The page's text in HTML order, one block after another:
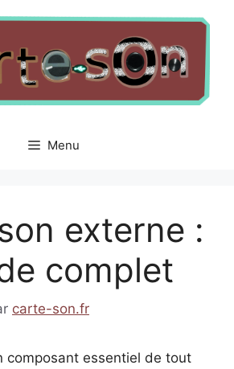
Menu
externe :
complet
carte-son.fr
composant essentiel de tout